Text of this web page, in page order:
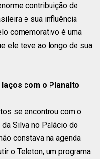
contribuição de
e sua influência
comemorativo é uma
ele teve ao longo de sua
com o Planalto
se encontrou com o
Silva no Palácio do
constava na agenda
o Teleton, um programa